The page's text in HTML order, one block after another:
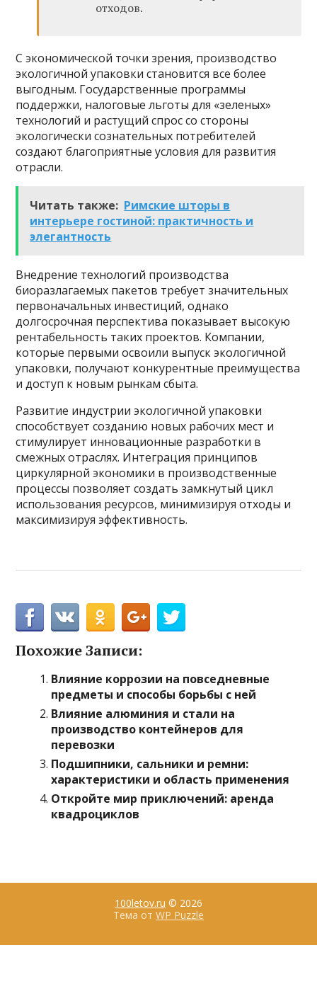
отходов.
С экономической точки зрения, производство
экологичной упаковки становится все более
выгодным. Государственные программы
поддержки, налоговые льготы для «зеленых»
технологий и растущий спрос со стороны
экологически сознательных потребителей
создают благоприятные условия для развития
отрасли.
Читать также: Римские шторы в
интерьере гостиной: практичность и
элегантность
Внедрение технологий производства
биоразлагаемых пакетов требует значительных
первоначальных инвестиций, однако
долгосрочная перспектива показывает высокую
рентабельность таких проектов. Компании,
которые первыми освоили выпуск экологичной
упаковки, получают конкурентные преимущества
и доступ к новым рынкам сбыта.
Развитие индустрии экологичной упаковки
способствует созданию новых рабочих мест и
стимулирует инновационные разработки в
смежных отраслях. Интеграция принципов
циркулярной экономики в производственные
процессы позволяет создать замкнутый цикл
использования ресурсов, минимизируя отходы и
максимизируя эффективность.
Похожие Записи:
Влияние коррозии на повседневные
предметы и способы борьбы с ней
Влияние алюминия и стали на
производство контейнеров для
перевозки
Подшипники, сальники и ремни:
характеристики и область применения
Откройте мир приключений: аренда
квадроциклов
100letov.ru © 2026
Тема от WP Puzzle